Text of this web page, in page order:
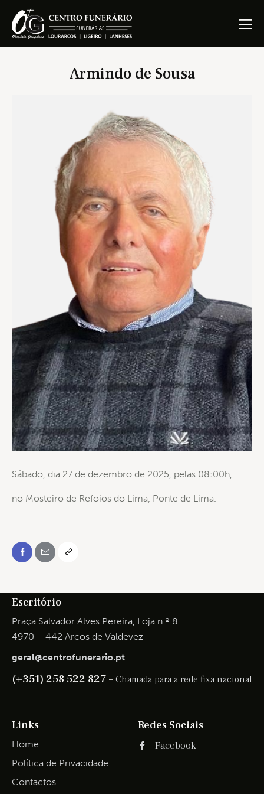
Armindo de Sousa
Sábado, dia 27 de dezembro de 2025, pelas 08:00h,
no Mosteiro de Refoios do Lima, Ponte de Lima.
Escritório
Praça Salvador Alves Pereira, Loja n.º 8
4970 – 442 Arcos de Valdevez
geral@centrofunerario.pt
(+351) 258 522 827 – Chamada para a rede fixa nacional
Links
Home
Política de Privacidade
Contactos
Redes Sociais
Facebook